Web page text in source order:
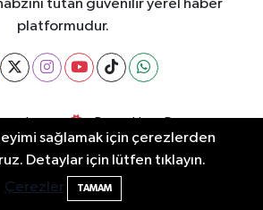
nabzını tutan güvenilir yerel haber
platformudur.
Bartın Hava Durumu
Bartın Trafik Yoğunluk
Haritası
sağlamak için çerezlerden
Detaylar için lütfen tıklayın.
Çerezler
TAMAM
oranı yüzde 100'e ulaştı